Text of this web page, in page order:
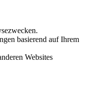
basierend auf Ihrem
Websites